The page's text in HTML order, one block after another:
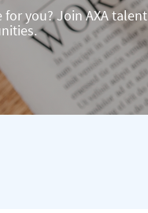
you? Join AXA talent